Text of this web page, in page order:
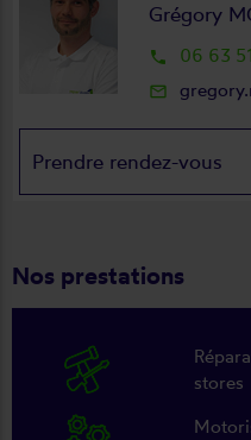
Grégory
local_phone 06 63
mail_outline
Prendre rendez-vous
Nos prestations
stores